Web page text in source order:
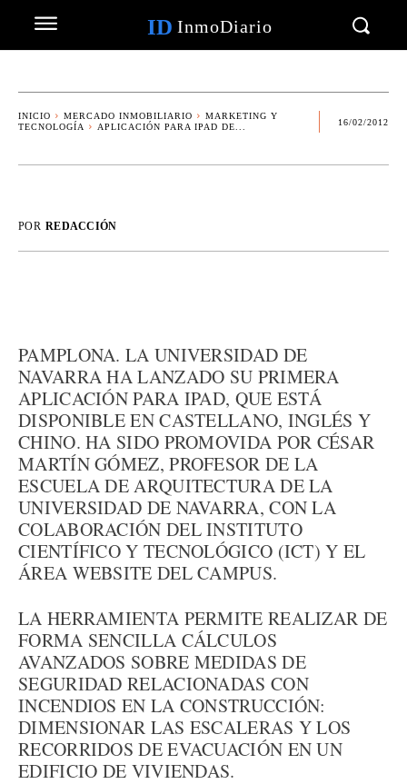
ID InmoDiario
INICIO MERCADO INMOBILIARIO
MARKETING Y
TECNOLOGÍA
APLICACIÓN PARA IPAD DE...
16/02/2012
POR REDACCIÓN
PAMPLONA. LA UNIVERSIDAD DE
NAVARRA HA LANZADO SU PRIMERA
APLICACIÓN PARA IPAD, QUE ESTÁ
DISPONIBLE EN CASTELLANO, INGLÉS Y
CHINO. HA SIDO PROMOVIDA POR CÉSAR
MARTÍN GÓMEZ, PROFESOR DE LA
ESCUELA DE ARQUITECTURA DE LA
UNIVERSIDAD DE NAVARRA, CON LA
COLABORACIÓN DEL INSTITUTO
CIENTÍFICO Y TECNOLÓGICO (ICT) Y EL
ÁREA WEBSITE DEL CAMPUS.
LA HERRAMIENTA PERMITE REALIZAR DE
FORMA SENCILLA CÁLCULOS
AVANZADOS SOBRE MEDIDAS DE
SEGURIDAD RELACIONADAS CON
INCENDIOS EN LA CONSTRUCCIÓN:
DIMENSIONAR LAS ESCALERAS Y LOS
RECORRIDOS DE EVACUACIÓN EN UN
EDIFICIO DE VIVIENDAS.